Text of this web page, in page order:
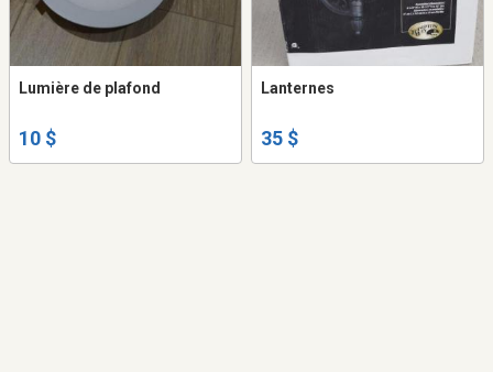
Lumière de plafond
10 $
Lanternes
35 $